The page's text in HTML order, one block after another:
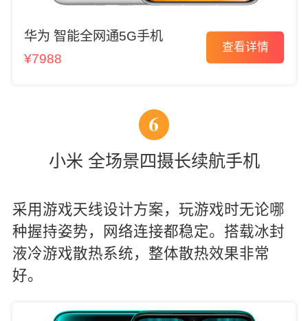
华为 智能全网通5G手机
¥7988
查看详情
6
小米 全场景四摄长续航手机
采用游戏天线设计方案，玩游戏时无论哪
种握持姿势，网络连接都稳定。搭载冰封
液冷游戏散热系统，整体散热效果非常
好。